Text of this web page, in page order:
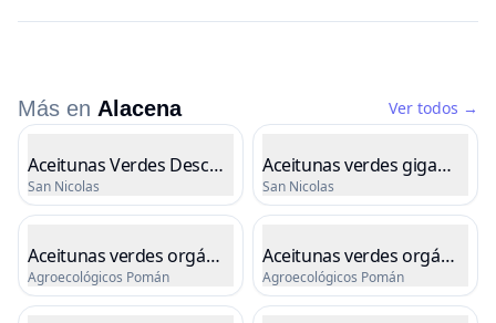
Más en Alacena Ver todos →
Listado de productos
Aceitunas Verdes Descarozadas
San Nicolas
Cargando precio
Aceitunas verdes gigantes
San Nicolas
Cargando precio
Aceitunas verdes orgánicas
Agroecológicos Pomán
Cargando precio
Aceitunas verdes orgánicas
Agroecológicos Pomán
Cargando precio